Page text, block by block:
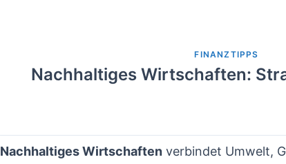
FINANZTIPPS
Nachhaltiges Wirtschaften:
Nachhaltiges Wirtschaften verbindet Umwelt,